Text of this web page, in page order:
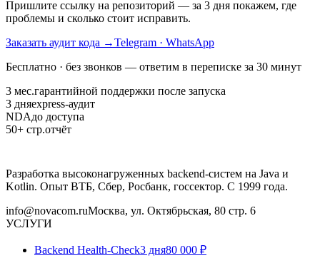
Пришлите ссылку на репозиторий — за 3 дня покажем, где
проблемы и сколько стоит исправить.
Заказать аудит кода →Telegram · WhatsApp
Бесплатно · без звонков — ответим в переписке за 30 минут
3 мес.гарантийной поддержки после запуска
3 дняexpress-аудит
NDAдо доступа
50+ стр.отчёт
Разработка высоконагруженных backend-систем на Java и
Kotlin. Опыт ВТБ, Сбер, Росбанк, госсектор. С 1999 года.
info@novacom.ruМосква, ул. Октябрьская, 80 стр. 6
УСЛУГИ
Backend Health-Check3 дня80 000 ₽